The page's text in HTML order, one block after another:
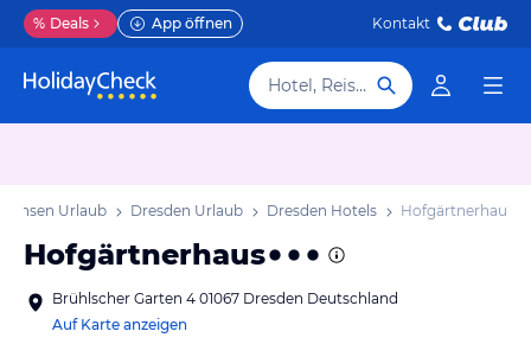
% Deals App öffnen Kontakt
Hotel, Reiseziel
Urlaub Dresden Urlaub Dresden Hotels Hofgärtnerhaus
Hofgärtnerhaus
Brühlscher Garten 4 01067 Dresden Deutschland
Auf Karte anzeigen